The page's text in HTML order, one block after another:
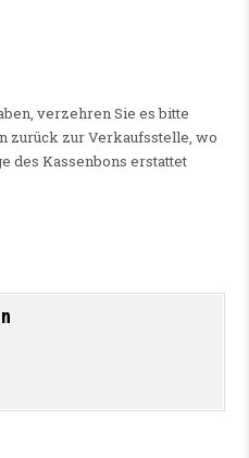
verzehren Sie es bitte
zurück zur Verkaufsstelle, wo
des Kassenbons erstattet